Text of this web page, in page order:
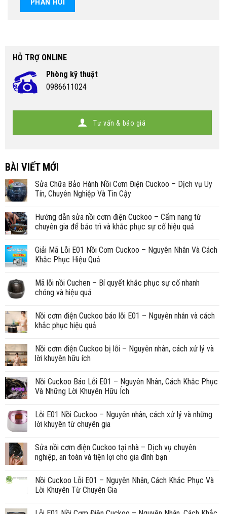
HỖ TRỢ ONLINE
Phòng kỹ thuật
0986611024
Tư vấn & báo giá
BÀI VIẾT MỚI
Sửa Chữa Bảo Hành Nồi Cơm Điện Cuckoo – Dịch vụ Uy
Tín, Chuyên Nghiệp Và Tin Cậy
Hướng dẫn sửa nồi cơm điện Cuckoo – Cẩm nang từ
chuyên gia để bảo trì và khắc phục sự cố hiệu quả
Giải Mã Lỗi E01 Nồi Cơm Cuckoo – Nguyên Nhân Và Cách
Khắc Phục Hiệu Quả
Mã lỗi nồi Cuchen – Bí quyết khắc phục sự cố nhanh
chóng và hiệu quả
Nồi cơm điện Cuckoo báo lỗi E01 – Nguyên nhân và cách
khắc phục hiệu quả
Nồi cơm điện Cuckoo bị lỗi – Nguyên nhân, cách xử lý và
lời khuyên hữu ích
Nồi Cuckoo Báo Lỗi E01 – Nguyên Nhân, Cách Khắc Phục
Và Những Lời Khuyên Hữu Ích
Lỗi E01 Nồi Cuckoo – Nguyên nhân, cách xử lý và những
lời khuyên từ chuyên gia
Sửa nồi cơm điện Cuckoo tại nhà – Dịch vụ chuyên
nghiệp, an toàn và tiện lợi cho gia đình bạn
Nồi Cuckoo Lỗi E01 – Nguyên Nhân, Cách Khắc Phục Và
Lời Khuyên Từ Chuyên Gia